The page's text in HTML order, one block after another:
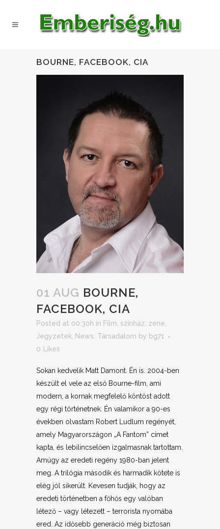
BOURNE, FACEBOOK, CIA
01 AUG BOURNE,
FACEBOOK, CIA
Posted at 00:30h in Film, színház, zene,
Jegyzetek, News, Társadalom by bg71
0 Likes
Sokan kedvelik Matt Damont. Én is. 2004-ben
készült el vele az első Bourne-film, ami
modern, a kornak megfelelő köntöst adott
egy régi történetnek. Én valamikor a 90-es
években olvastam Robert Ludlum regényét,
amely Magyarországon „A Fantom” címet
kapta, és lebilincselően izgalmasnak tartottam.
Amúgy az eredeti regény 1980-ban jelent
meg. A trilógia második és harmadik kötete is
elég jól sikerült. Kevesen tudják, hogy az
eredeti történetben a főhős egy valóban
létező – vagy létezett – terrorista nyomába
ered. Az idősebb generáció még biztosan